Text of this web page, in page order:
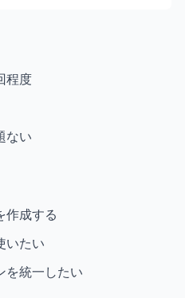
程度
ない
作成する
いたい
を統一したい